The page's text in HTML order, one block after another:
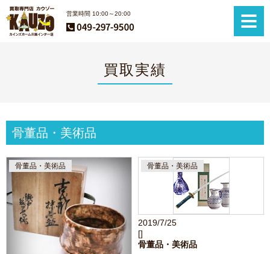
営業時間 10:00～20:00
買取実績
骨董品・美術品
骨董品・美術品 骨董品・美術品
2019/7/25
[]
骨董品・美術品